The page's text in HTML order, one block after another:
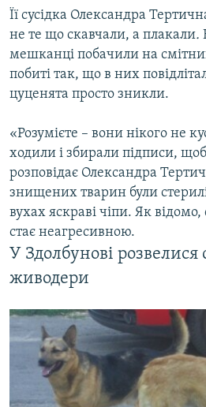
Її сусідка Олександра
не те що скавчали, а плакали.
мешканці побачили на
побиті так, що в них
цуценята просто зникли.
«Розумієте – вони нікого не
ходили і збирали підписи,
розповідає Олександра
знищених тварин були
вухах яскраві чіпи. Як відомо,
стає неагресивною.
У Здолбунові розвелися
живодери